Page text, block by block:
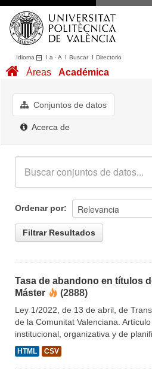
Idioma I a ·A I BuscarI Directorio
Conjuntos de datos
Acerca de
Áreas Académica
Conjuntos de datos
Acerca de
Ordenar por
Filtrar Resultados
Tasa de abandono en títulos
Máster
(2888)
Ley 1/2022, de 13 de abril, de
de la Comunitat Valenciana.
institucional, organizativa y de
HTML CSV